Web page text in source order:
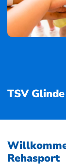
TSV
Rehasport